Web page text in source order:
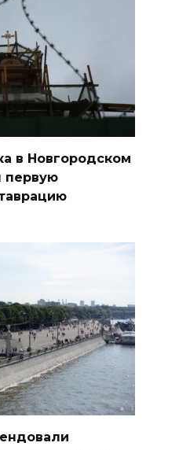
в Новгородском
первую